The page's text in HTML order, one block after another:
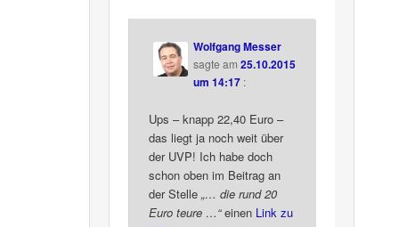
Wolfgang Messer
sagte am 25.10.2015
um 14:17 :
Ups – knapp 22,40 Euro –
das liegt ja noch weit über
der UVP! Ich habe doch
schon oben im Beitrag an
der Stelle „… die rund 20
Euro teure …“einen Link zu